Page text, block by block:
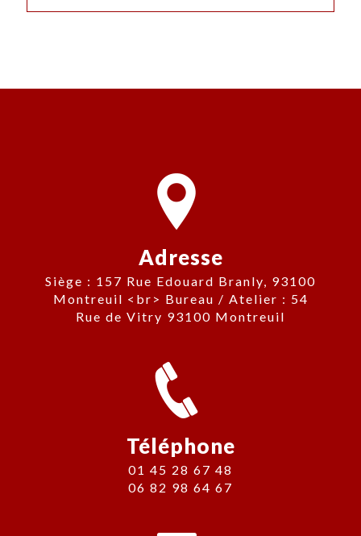
Adresse
Siège : 157 Rue Edouard Branly, 93100
Montreuil <br> Bureau / Atelier : 54
Rue de Vitry 93100 Montreuil
Téléphone
01 45 28 67 48
06 82 98 64 67